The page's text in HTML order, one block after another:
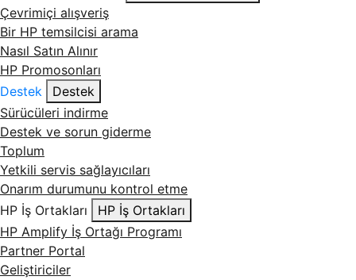
Çevrimiçi alışveriş
Bir HP temsilcisi arama
Nasıl Satın Alınır
HP Promosonları
Destek
Destek
Sürücüleri indirme
Destek ve sorun giderme
Toplum
Yetkili servis sağlayıcıları
Onarım durumunu kontrol etme
HP İş Ortakları
HP İş Ortakları
HP Amplify İş Ortağı Programı
Partner Portal
Geliştiriciler